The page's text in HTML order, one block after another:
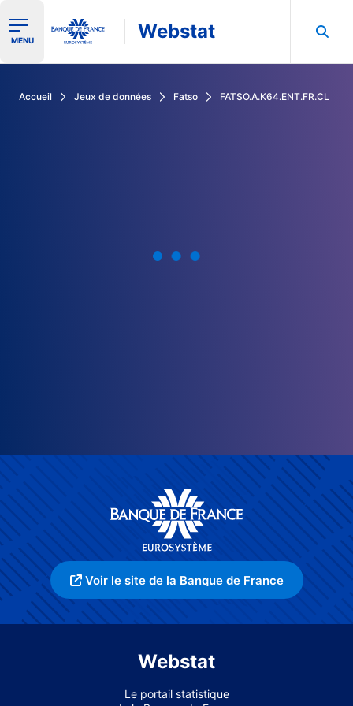
Ouvrir le menu de navigation
MENU Webstat
Accueil Jeux de données Fatso FATSO.A.K64.ENT.FR.CL
Voir le site de la Banque de France
Webstat
Le portail statistique